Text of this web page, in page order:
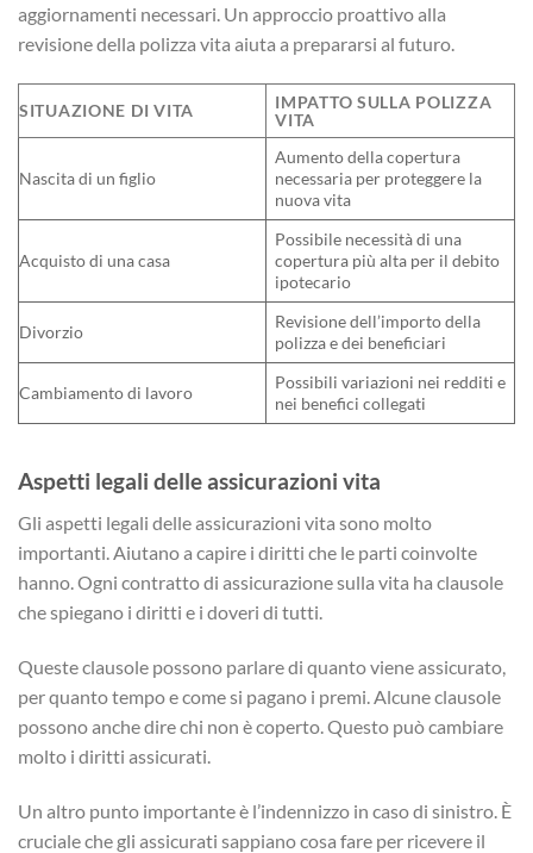
aggiornamenti necessari. Un approccio proattivo alla
revisione della polizza vita aiuta a prepararsi al futuro.
SITUAZIONE DI VITA
IMPATTO SULLA POLIZZA
VITA
Nascita di un figlio
Aumento della copertura
necessaria per proteggere la
nuova vita
Acquisto di una casa
Possibile necessità di una
copertura più alta per il debito
ipotecario
Divorzio
Revisione dell’importo della
polizza e dei beneficiari
Cambiamento di lavoro
Possibili variazioni nei redditi e
nei benefici collegati
Aspetti legali delle assicurazioni vita
Gli aspetti legali delle assicurazioni vita sono molto
importanti. Aiutano a capire i diritti che le parti coinvolte
hanno. Ogni contratto di assicurazione sulla vita ha clausole
che spiegano i diritti e i doveri di tutti.
Queste clausole possono parlare di quanto viene assicurato,
per quanto tempo e come si pagano i premi. Alcune clausole
possono anche dire chi non è coperto. Questo può cambiare
molto i diritti assicurati.
Un altro punto importante è l’indennizzo in caso di sinistro. È
cruciale che gli assicurati sappiano cosa fare per ricevere il